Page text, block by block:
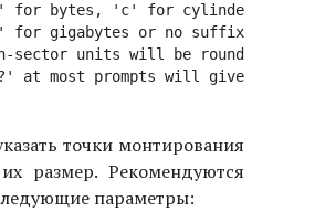
for bytes, 'c' for cylinders,
for gigabytes or no suffix for
sector units will be rounded to
at most prompts will give you
точки монтирования
размер. Рекомендуются
параметры: